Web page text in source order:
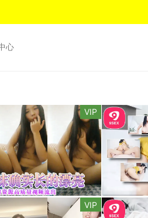
心
VIP
VIP